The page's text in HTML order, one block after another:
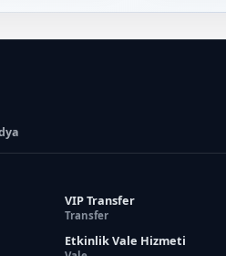
VIP Transfer
Transfer
Etkinlik Vale Hizmeti